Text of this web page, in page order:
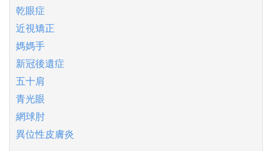
乾眼症
近視矯正
媽媽手
新冠後遺症
五十肩
青光眼
網球肘
異位性皮膚炎